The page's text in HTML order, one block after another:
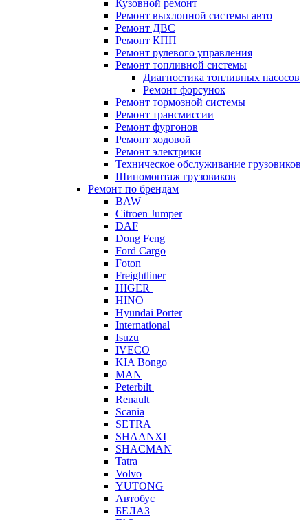
Кузовной ремонт
Ремонт выхлопной системы авто
Ремонт ДВС
Ремонт КПП
Ремонт рулевого управления
Ремонт топливной системы
Диагностика топливных насосов
Ремонт форсунок
Ремонт тормозной системы
Ремонт трансмиссии
Ремонт фургонов
Ремонт ходовой
Ремонт электрики
Техническое обслуживание грузовиков
Шиномонтаж грузовиков
Ремонт по брендам
BAW
Citroen Jumper
DAF
Dong Feng
Ford Cargo
Foton
Freightliner
HIGER
HINO
Hyundai Porter
International
Isuzu
IVECO
KIA Bongo
MAN
Peterbilt
Renault
Scania
SETRA
SHAANXI
SHACMAN
Tatra
Volvo
YUTONG
Автобус
БЕЛАЗ